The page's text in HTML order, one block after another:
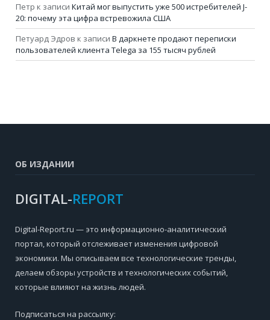
Петр к записи Китай мог выпустить уже 500 истребителей J-
20: почему эта цифра встревожила США
Петуард Эдров к записи В даркнете продают переписки
пользователей клиента Telega за 155 тысяч рублей
ОБ ИЗДАНИИ
DIGITAL-REPORT
Digital-Report.ru — это информационно-аналитический
портал, который отслеживает изменения цифровой
экономики. Мы описываем все технологические тренды,
делаем обзоры устройств и технологических событий,
которые влияют на жизнь людей.
Подписаться на рассылку: